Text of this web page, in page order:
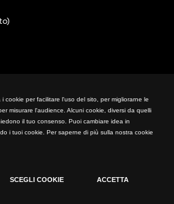
i cookie per facilitare l'uso del sito, per migliorarne le
misurare l'audience. Alcuni cookie, diversi da quelli
il tuo consenso. Puoi cambiare idea in
i tuoi cookie. Per saperne di più sulla nostra cookie
SCEGLI COOKIE ACCETTA